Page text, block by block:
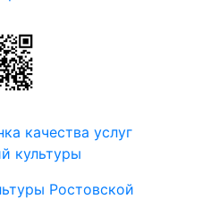
качества услуг
культуры
Ростовской